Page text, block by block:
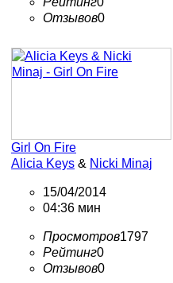
Отзывов0
Girl On Fire
Alicia Keys & Nicki Minaj
15/04/2014
04:36 мин
Просмотров1797
Рейтинг0
Отзывов0